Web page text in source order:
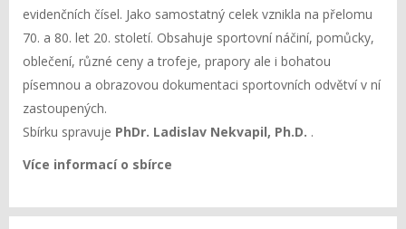
evidenčních čísel. Jako samostatný celek vznikla na přelomu
70. a 80. let 20. století. Obsahuje sportovní náčiní, pomůcky,
oblečení, různé ceny a trofeje, prapory ale i bohatou
písemnou a obrazovou dokumentaci sportovních odvětví v ní
zastoupených.
Sbírku spravuje PhDr. Ladislav Nekvapil, Ph.D. .
Více informací o sbírce